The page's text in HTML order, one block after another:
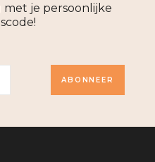
met je persoonlijke
ABONNEER